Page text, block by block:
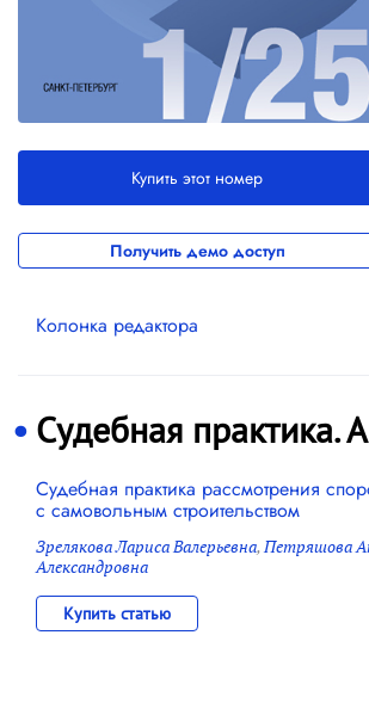
Купить этот номер
Получить демо доступ
Колонка редактора
Судебная практика.
Судебная практика рассмотрения
с самовольным строительством
Зрелякова Лариса Валерьевна,Петряшова
Александровна
Купить статью